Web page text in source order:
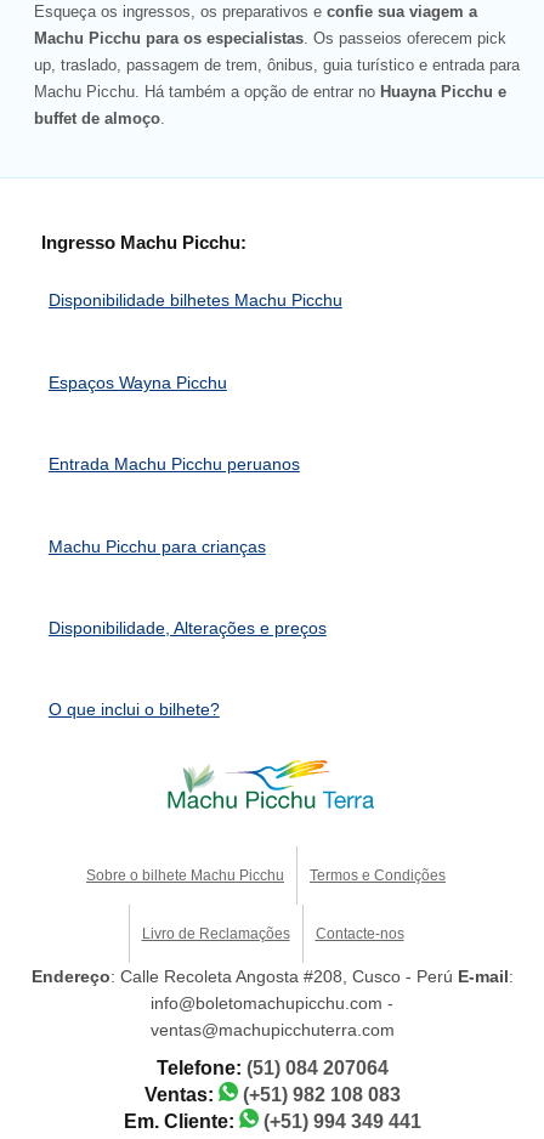
Esqueça os ingressos, os preparativos e confie sua viagem a
Machu Picchu para os especialistas . Os passeios oferecem pick
up, traslado, passagem de trem, ônibus, guia turístico e entrada para
Machu Picchu. Há também a opção de entrar no Huayna Picchu e
buffet de almoço
Ingresso Machu Picchu:
Disponibilidade bilhetes Machu Picchu
Espaços Wayna Picchu
Entrada Machu Picchu peruanos
Machu Picchu para crianças
Disponibilidade, Alterações e preços
O que inclui o bilhete?
Sobre o bilhete Machu Picchu Termos e Condições
Livro de Reclamações Contacte-nos
Endereço: Calle Recoleta Angosta #208, Cusco - Perú E-mail:
info@boletomachupicchu.com -
ventas@machupicchuterra.com
Telefone: (51) 084 207064
Ventas:
(+51) 982 108 083
Em. Cliente:
(+51) 994 349 441